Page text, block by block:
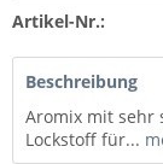
Artikel-Nr.:
Beschreibung
Aromix mit sehr
Lockstoff für...